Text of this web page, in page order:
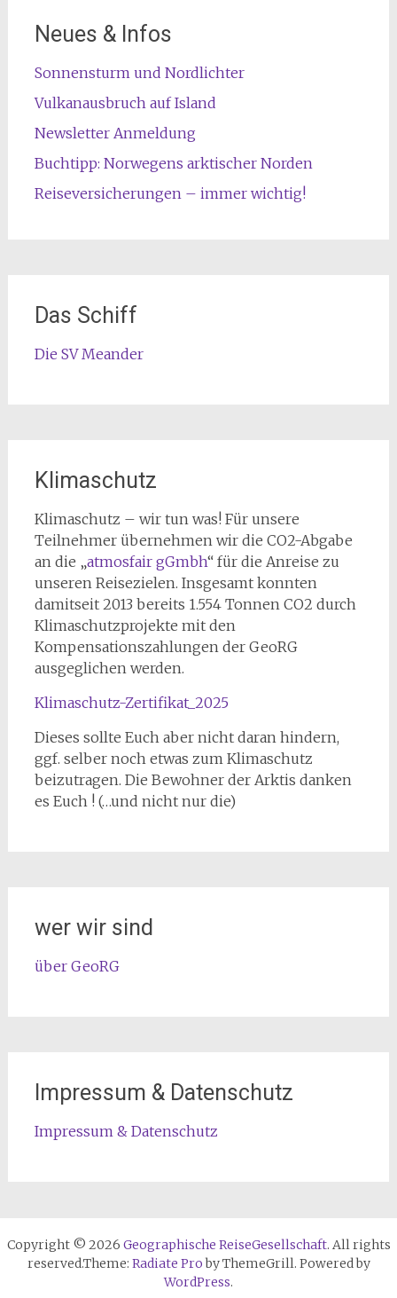
Neues & Infos
Sonnensturm und Nordlichter
Vulkanausbruch auf Island
Newsletter Anmeldung
Buchtipp: Norwegens arktischer Norden
Reiseversicherungen – immer wichtig!
Das Schiff
Die SV Meander
Klimaschutz
Klimaschutz – wir tun was! Für unsere
Teilnehmer übernehmen wir die CO2-Abgabe
an die „atmosfair gGmbh“ für die Anreise zu
unseren Reisezielen. Insgesamt konnten
damitseit 2013 bereits 1.554 Tonnen CO2 durch
Klimaschutzprojekte mit den
Kompensationszahlungen der GeoRG
ausgeglichen werden.
Klimaschutz-Zertifikat_2025
Dieses sollte Euch aber nicht daran hindern,
ggf. selber noch etwas zum Klimaschutz
beizutragen. Die Bewohner der Arktis danken
es Euch ! (…und nicht nur die)
wer wir sind
über GeoRG
Impressum & Datenschutz
Impressum & Datenschutz
Copyright © 2026 Geographische ReiseGesellschaft. All rights
reserved.Theme: Radiate Proby ThemeGrill. Powered by
WordPress.